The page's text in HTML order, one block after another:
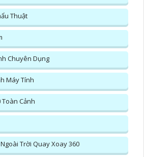
Thuật
Chuyên Dụng
Máy Tính
Cảnh
Trời Quay Xoay 360